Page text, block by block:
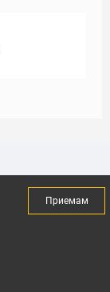
Приемам